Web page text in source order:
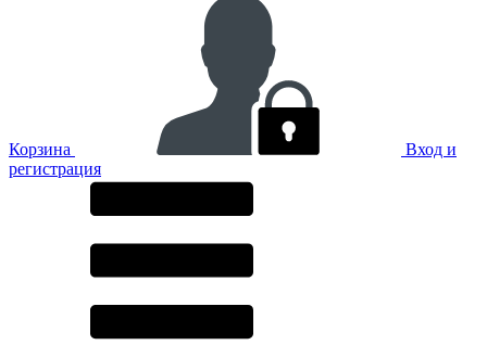
Корзина
Вход и
регистрация